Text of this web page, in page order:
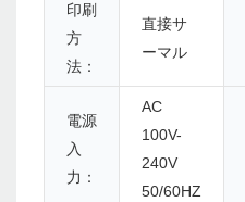
印刷
方
法：
直接サ
ーマル
電源
入
力：
AC
100V-
240V
50/60HZ